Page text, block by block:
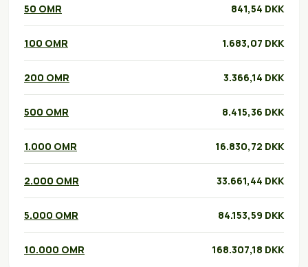
50 OMR 841,54 DKK
100 OMR 1.683,07 DKK
200 OMR 3.366,14 DKK
500 OMR 8.415,36 DKK
1.000 OMR 16.830,72 DKK
2.000 OMR 33.661,44 DKK
5.000 OMR 84.153,59 DKK
10.000 OMR 168.307,18 DKK